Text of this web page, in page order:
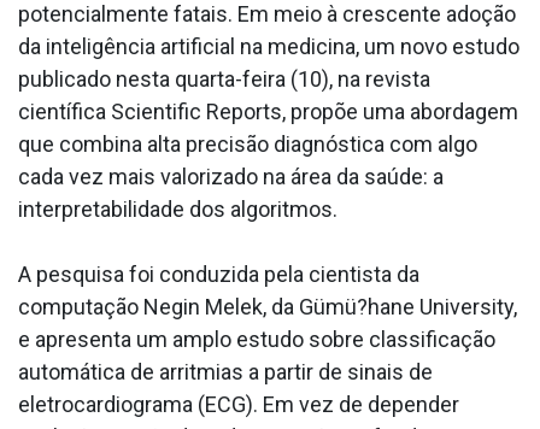
potencialmente fatais. Em meio à crescente adoção
da inteligência artificial na medicina, um novo estudo
publicado nesta quarta-feira (10), na revista
científica Scientific Reports, propõe uma abordagem
que combina alta precisão diagnóstica com algo
cada vez mais valorizado na área da saúde: a
interpretabilidade dos algoritmos.
A pesquisa foi conduzida pela cientista da
computação Negin Melek, da Gümü?hane University,
e apresenta um amplo estudo sobre classificação
automática de arritmias a partir de sinais de
eletrocardiograma (ECG). Em vez de depender